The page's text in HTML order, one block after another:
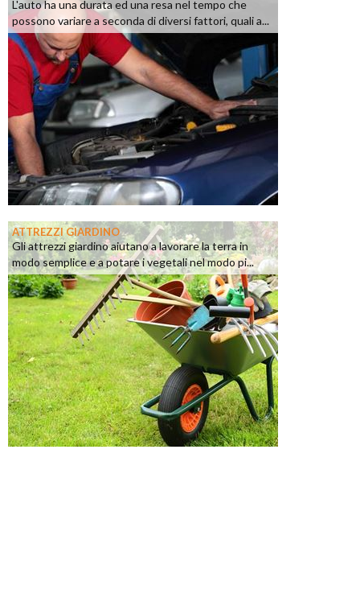
L'auto ha una durata ed una resa nel tempo che
possono variare a seconda di diversi fattori, quali a...
ATTREZZI GIARDINO
Gli attrezzi giardino aiutano a lavorare la terra in
modo semplice e a potare i vegetali nel modo pi...